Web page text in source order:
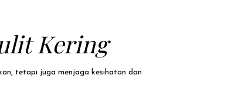
Kering
tetapi juga menjaga kesihatan dan